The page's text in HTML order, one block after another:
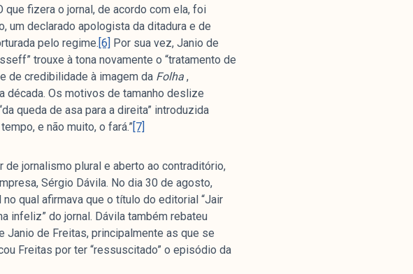
fizera o jornal, de acordo com ela, foi
um declarado apologista da ditadura e de
pelo regime.[6] Por sua vez, Janio de
trouxe à tona novamente o “tratamento de
de credibilidade à imagem da Folha ,
década. Os motivos de tamanho deslize
queda de asa para a direita” introduzida
e não muito, o fará.”[7]
de jornalismo plural e aberto ao contraditório,
Sérgio Dávila. No dia 30 de agosto,
qual afirmava que o título do editorial “Jair
infeliz” do jornal. Dávila também rebateu
Janio de Freitas, principalmente as que se
Freitas por ter “ressuscitado” o episódio da